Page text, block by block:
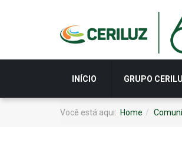
INÍCIO GRUPO
Você está aqui: Home